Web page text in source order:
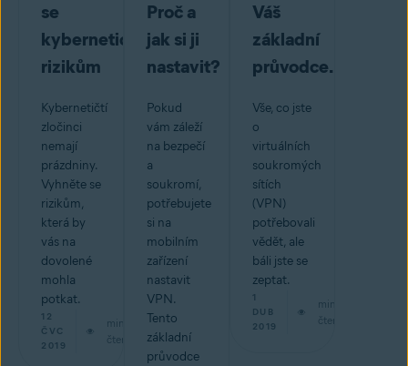
se
kybernetickým
rizikům
Kybernetičtí
zločinci
nemají
prázdniny.
Vyhněte se
rizikům,
která by
vás na
dovolené
mohla
potkat.
12
ČVC
2019
min
čtení
Proč a
jak si ji
nastavit?
Pokud
vám záleží
na bezpečí
a
soukromí,
potřebujete
si na
mobilním
zařízení
nastavit
VPN.
Tento
základní
průvodce
Váš
základní
průvodce.
Vše, co jste
o
virtuálních
soukromých
sítích
(VPN)
potřebovali
vědět, ale
báli jste se
zeptat.
1
DUB
2019
min
čtení